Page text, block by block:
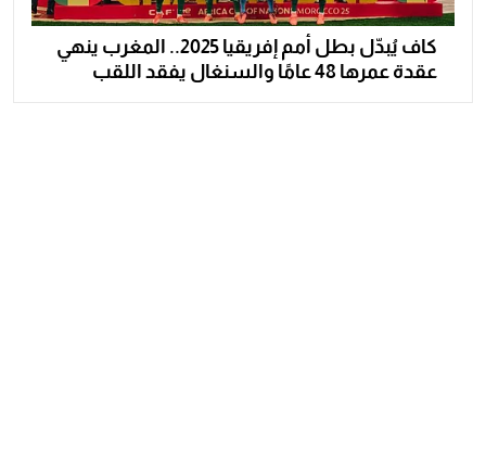
كاف يُبدّل بطل أمم إفريقيا 2025.. المغرب ينهي
عقدة عمرها 48 عامًا والسنغال يفقد اللقب